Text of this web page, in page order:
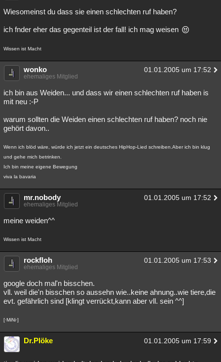
Wiesomeinst du dass sie einen schlechten ruf haben?
ich fnder eher das gegenteil ist der fall! ich mag weisen
Wissen ist Macht
wonko 01.01.2005 um 17:52
ehemaliges Mitglied
ich bin aus Weiden... und dass wir einen schlechten ruf haben is
mit neu :-P
warum sollten die Weiden einen schlechten ruf haben? noch nie
gehört davon..
Wenn ich blöd wäre, würde ich jetzt ein deutsches HipHop-Lied schreiben.Aber ich bin klug
und gehe mich betrinken.
Ich bin meine eigene Bewegung
viva la bavaria
mr.nobody 01.01.2005 um 17:52
ehemaliges Mitglied
meine weiden^^
Wissen ist Macht
rockfloh 01.01.2005 um 17:53
ehemaliges Mitglied
google doch mal'n bisschen.
vll. weil die'n bisschen so aussehn wie..keine ahnung..wie tiere,die
evt. gefährlich sind [klingt verrückt,kann aber vll. sein ^^]
[·MiNi·]
Dr.Plöke 01.01.2005 um 17:59